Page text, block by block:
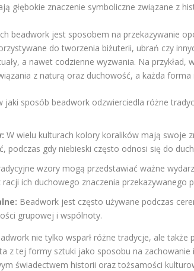
głębokie znaczenie symboliczne związane z
beadwork jest sposobem na przekazywanie
do tworzenia biżuterii, ubrań czy
a nawet codzienne wyzwania. Na
z naturą oraz duchowość, a każda
jaki sposób beadwork odzwierciedla różne
W wielu kulturach kolory koralików mają swoje
podczas gdy niebieski często odnosi się do
wzory mogą przedstawiać ważne
ich duchowego znaczenia przekazywanego
Beadwork jest często używane podczas
grupowej i wspólnoty.
nie tylko wsparł różne tradycje, ale także
z tej formy sztuki jako sposobu na
świadectwem historii oraz tożsamości